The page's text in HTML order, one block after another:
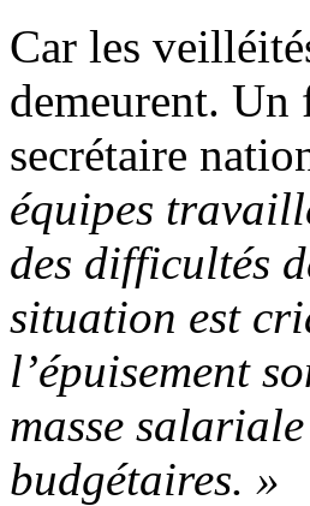
Car les
demeurent. Un
secrétaire
équipes
des difficultés
situation est
l’épuisement
masse
budgétaires. »